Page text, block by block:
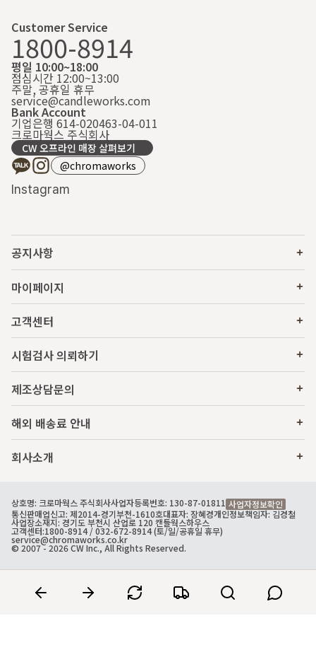
Customer Service
1800-8914
평일 10:00~18:00
점심시간 12:00~13:00
주말, 공휴일 휴무
service@candleworks.com
Bank Account
기업은행 614-020463-04-011
크로마웍스 주식회사
CW 오프라인 매장 살펴보기
@chromaworks
Instagram
공지사항
마이페이지
고객센터
시험검사 의뢰하기
제조상담문의
해외 배송료 안내
회사소개
상호명: 크로마웍스 주식회사사업자등록번호: 130-87-01811 사업자정보확인
통신판매업신고: 제2014-경기부천-1610호대표자: 장혜경개인정보책임자: 김경철
사업장소재지: 경기도 부천시 산업로 120 캔들웍스하우스
고객센터:1800-8914/ 032-672-8914 (토/일/공휴일 휴무)
service@chromaworks.co.kr
© 2007 - 2026 CW Inc., All Rights Reserved.